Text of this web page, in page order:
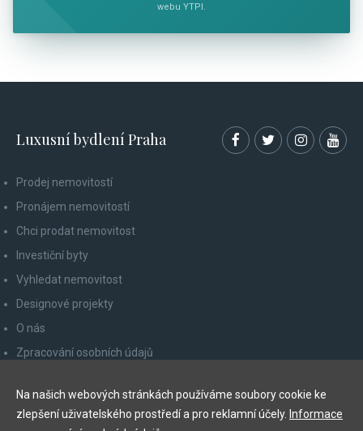
webu YTPI.
Luxusní bydlení Praha
Prodej nemovitostí
Pronájem nemovitostí
Chci prodat nemovitost
Investiční byty
Vyhledat nemovitost
Designové projekty
O nás
Zpracování osobních údajů
Odhlášení z newsletteru
Na našich webových stránkách používáme soubory cookie ke
zlepšení uživatelského prostředí a pro reklamní účely. Informace